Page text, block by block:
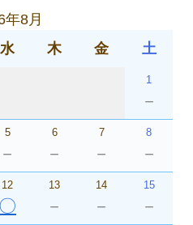
年8月
水 木 金 土
1
－
5
－
6
－
7
－
8
－
12
〇
13
－
14
－
15
－